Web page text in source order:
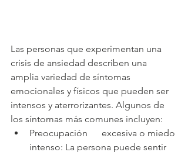
Las personas que experimentan una
crisis de ansiedad describen una
amplia variedad de síntomas
emocionales y físicos que pueden ser
intensos y aterrorizantes. Algunos de
los síntomas más comunes incluyen:
Preocupación      excesiva o miedo
intenso: La persona puede sentir